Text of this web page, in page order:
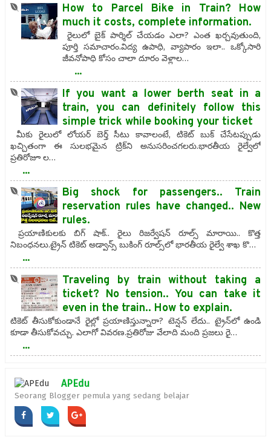
How to Parcel Bike in Train? How
much it costs, complete information.
రైలులో బైక్ పార్శిల్ చేయడం ఎలా? ఎంత ఖర్చవుతుంది,
పూర్తి సమాచారం.విద్య ఉపాధి, వ్యాపారం ఇలా.. ఒక్కోసారి
జీవనోపాధి కోసం చాలా దూరం వెళ్లాల…
...
If you want a lower berth seat in a
train, you can definitely follow this
simple trick while booking your ticket
మీకు రైలులో లోయర్ బెర్త్ సీటు కావాలంటే, టికెట్ బుక్ చేసేటప్పుడు
ఖచ్చితంగా ఈ సులభమైన ట్రిక్‌ని అనుసరించగలరు.భారతీయ రైల్వేలో
ప్రతిరోజూ ల…
...
Big shock for passengers.. Train
reservation rules have changed.. New
rules.
ప్రయాణికులకు బిగ్ షాక్.. రైలు రిజర్వేషన్ రూల్స్ మారాయి.. కొత్త
నిబంధనలు.ట్రైన్ టికెట్ అడ్వాన్స్ బుకింగ్ రూల్స్⁬లో భారతీయ రైల్వే శాఖ కొ…
...
Traveling by train without taking a
ticket? No tension.. You can take it
even in the train.. How to explain.
టికెట్‌ తీసుకోకుండానే రైల్లో ప్రయాణిస్తున్నారా? టెన్షన్‌ లేదు.. ట్రైన్‌లో ఉండి
కూడా తీసుకోవచ్చు. ఎలాగో వివరణ.ప్రతిరోజు వేలాది మంది ప్రజలు రై…
...
APEdu
Seorang Blogger pemula yang sedang belajar